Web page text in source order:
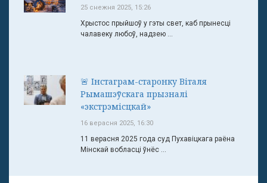
25 снежня 2025, 15:26
Хрыстос прыйшоў у гэты свет, каб прынесці
чалавеку любоў, надзею ...
🚨 Інстаграм-старонку Віталя
Рымашэўскага прызналі
«экстрэмісцкай»
16 верасня 2025, 16:30
11 верасня 2025 года суд Пухавіцкага раёна
Мінскай вобласці ўнёс ...